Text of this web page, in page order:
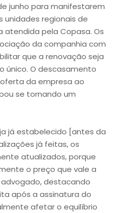
junho para manifestarem
unidades regionais de
atendida pela Copasa. Os
da companhia com
que a renovação seja
único. O descasamento
da empresa ao
se tornando um
já estabelecido [antes da
já feitas, os
atualizados, porque
o preço que vale a
destacando
após a assinatura do
afetar o equilíbrio